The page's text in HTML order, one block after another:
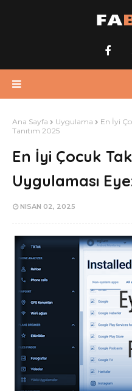
Ana Sayfa Uygulama
En İyi
Tanıtım 2025
En İyi Çocuk
Uygulaması
NISAN 02, 2025